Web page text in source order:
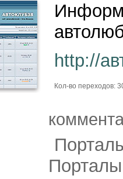
http://
Кол-во переходов:
Порталы